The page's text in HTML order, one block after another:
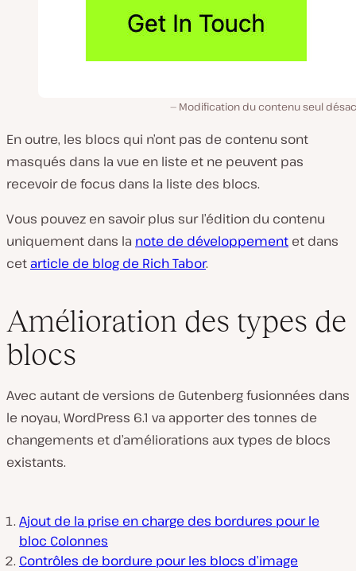
Modification du contenu seul
En outre, les blocs qui n’ont pas de contenu sont
masqués dans la vue en liste et ne peuvent pas
recevoir de focus dans la liste des blocs.
Vous pouvez en savoir plus sur l’édition du contenu
uniquement dans la note de développement et dans
cet article de blog de Rich Tabor.
Amélioration des types de
blocs
Avec autant de versions de Gutenberg fusionnées dans
le noyau, WordPress 6.1 va apporter des tonnes de
changements et d’améliorations aux types de blocs
existants.
Ajout de la prise en charge des bordures pour le
bloc Colonnes
Contrôles de bordure pour les blocs d’image